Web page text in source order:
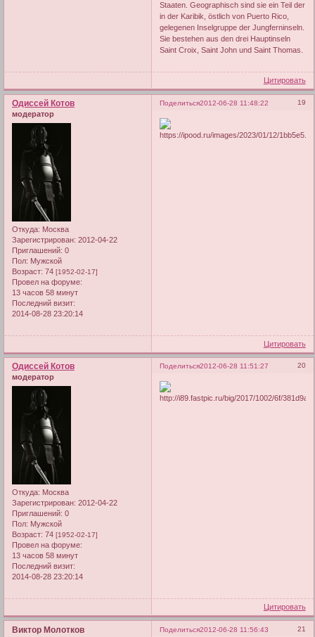
Staaten. Geographisch sind sie ein Teil der
in der Karibik, östlich von Puerto Rico,
gelegenen Inselgruppe der Jungferninseln.
Sie bestehen aus den drei Hauptinseln
Saint Croix, Saint John und Saint Thomas.
Цитировать
Поделиться 19
2012-06-28 11:48:22
Одиссей Котов
модератор
Откуда: Москва
Зарегистрирован: 2012-04-22
Приглашений: 0
Пол: Мужской
Возраст: 74 [1952-02-17]
Провел на форуме:
13 часов 58 минут
Последний визит:
2014-08-28 23:20:14
Цитировать
Поделиться 20
2012-06-28 11:51:27
Одиссей Котов
модератор
Откуда: Москва
Зарегистрирован: 2012-04-22
Приглашений: 0
Пол: Мужской
Возраст: 74 [1952-02-17]
Провел на форуме:
13 часов 58 минут
Последний визит:
2014-08-28 23:20:14
Цитировать
Поделиться 21
2012-06-28 11:56:43
Виктор Молотков